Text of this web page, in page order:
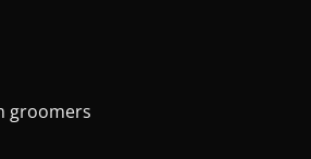
groomers